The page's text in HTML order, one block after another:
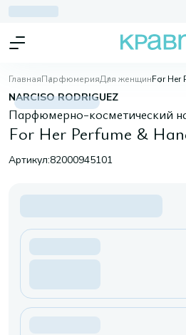
ГлавнаяПарфюмерияДля женщинFor Her
NARCISO RODRIGUEZ
Парфюмерно-косметический
For Her Perfume &
Артикул:82000945101